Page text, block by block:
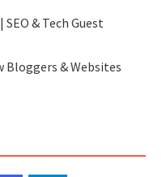
& Tech Guest
Bloggers & Websites